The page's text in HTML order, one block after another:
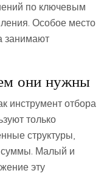
по ключевым
Особое место
занимают
они нужны
инструмент отбора
только
структуры,
суммы. Малый и
эту